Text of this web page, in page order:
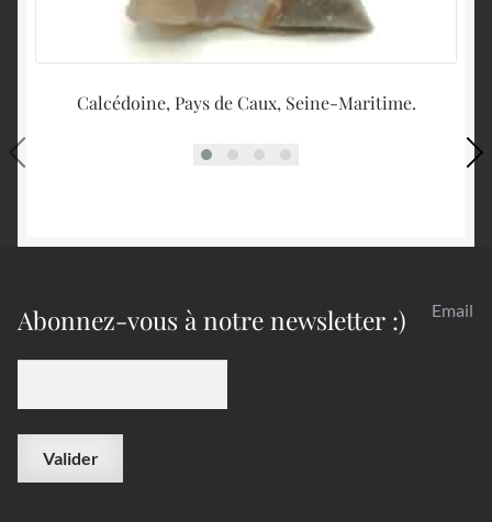
Calcédoine, Pays de Caux, Seine-Maritime.
Abonnez-vous à notre newsletter :) Email